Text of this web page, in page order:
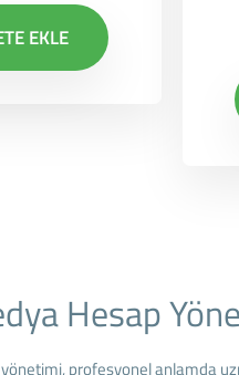
EKLE
Hesap
profesyonel anlamda